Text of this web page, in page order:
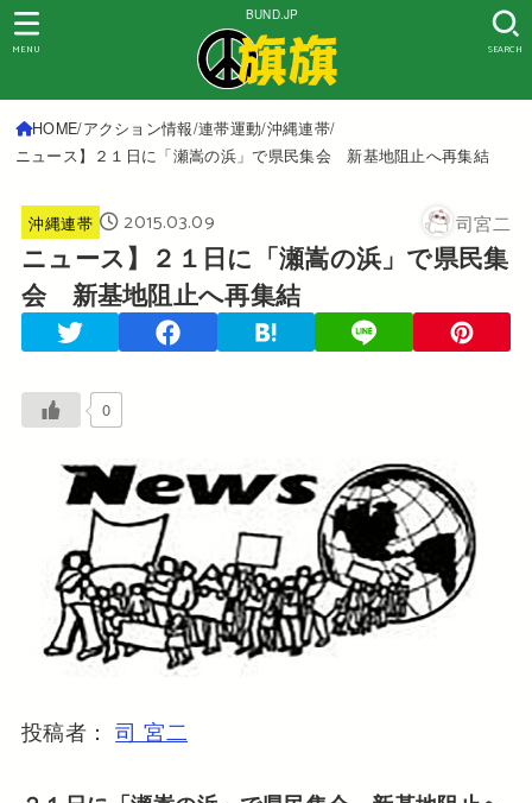
BUND.JP
SEARCH
MENU
HOME アクション情報 連帯運動 沖縄連帯
ニュース】２１日に「瀬嵩の浜」で県民集会 新基地阻止へ再集結
沖縄連帯 2015.03.09 司宮二
ニュース】２１日に「瀬嵩の浜」で県民集
会 新基地阻止へ再集結
0
投稿者：司 宮二